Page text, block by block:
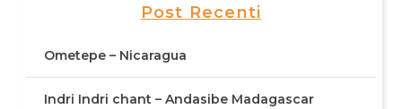
Post Recenti
Ometepe – Nicaragua
Indri Indri chant – Andasibe Madagascar